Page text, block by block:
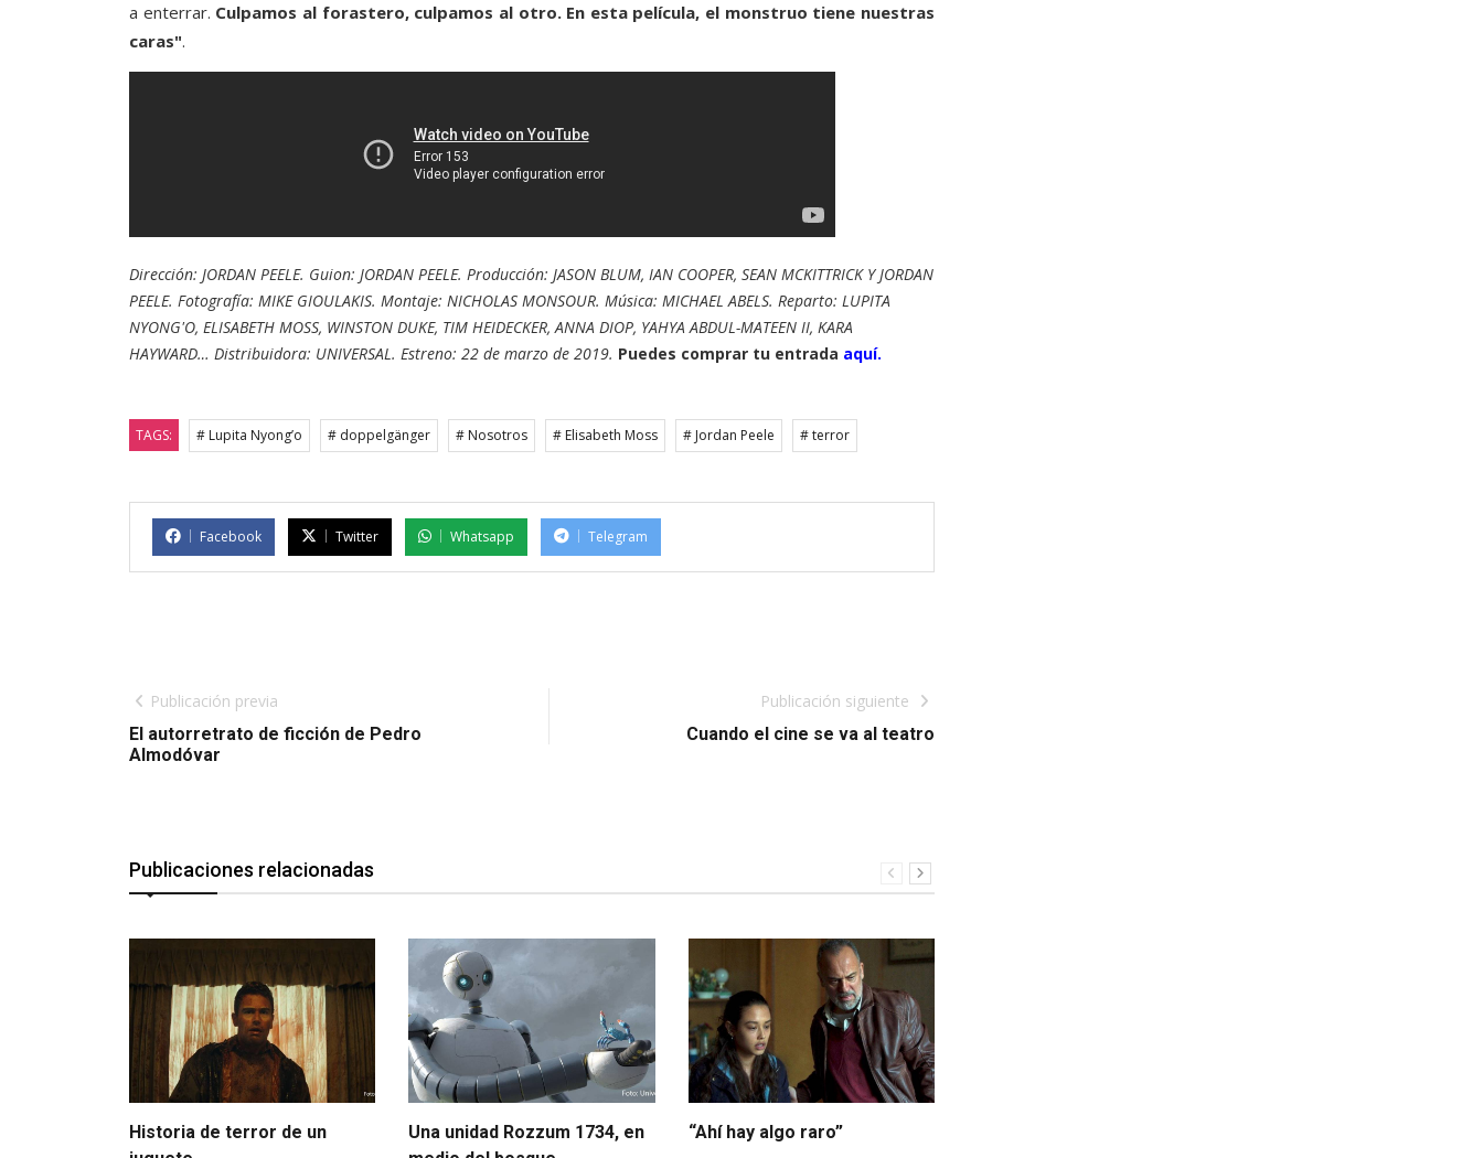
a enterrar. Culpamos al forastero, culpamos al otro. En esta película, el monstruo tiene nuestras
caras".
Dirección: JORDAN PEELE. Guion: JORDAN PEELE. Producción: JASON BLUM, IAN COOPER, SEAN MCKITTRICK Y JORDAN
PEELE. Fotografía: MIKE GIOULAKIS. Montaje: NICHOLAS MONSOUR. Música: MICHAEL ABELS. Reparto: LUPITA
NYONG'O, ELISABETH MOSS, WINSTON DUKE, TIM HEIDECKER, ANNA DIOP, YAHYA ABDUL-MATEEN II, KARA
HAYWARD… Distribuidora: UNIVERSAL. Estreno: 22 de marzo de 2019. Puedes comprar tu entrada aquí.
TAGS: # Lupita Nyong’o # doppelgänger # Nosotros # Elisabeth Moss # Jordan Peele # terror
Facebook Twitter Whatsapp Telegram
Publicación previa
El autorretrato de ficción de Pedro
Almodóvar
Publicación siguiente
Cuando el cine se va al teatro
Publicaciones relacionadas
Historia de terror de un
Una unidad Rozzum 1734, en
“Ahí hay algo raro”